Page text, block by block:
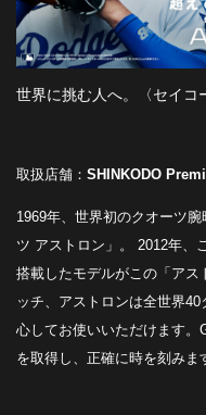
世界に挑む人へ。〈セイコ
取扱店舗： SHINKODO
1969年、世界初のクオーツ
ツ アストロン」。 2012年、
搭載したモデルがこの「ア
ッチ、アストロンは全世界
心してお使いいただけます
を取得し、正確に時を刻みま